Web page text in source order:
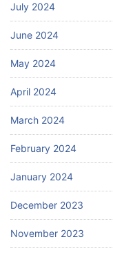
July 2024
June 2024
May 2024
April 2024
March 2024
February 2024
January 2024
December 2023
November 2023